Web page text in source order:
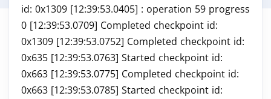
id: 0x1309 [12:39:53.0405] : operation 59 progress
0 [12:39:53.0709] Completed checkpoint id:
0x1309 [12:39:53.0752] Completed checkpoint id:
0x635 [12:39:53.0763] Started checkpoint id:
0x663 [12:39:53.0775] Completed checkpoint id:
0x663 [12:39:53.0785] Started checkpoint id: